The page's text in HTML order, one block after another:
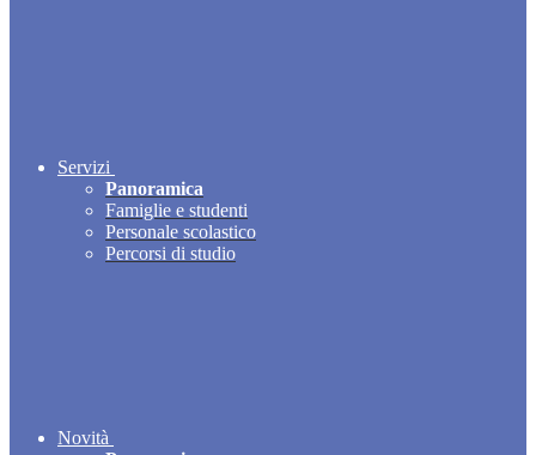
Servizi
Panoramica
Famiglie e studenti
Personale scolastico
Percorsi di studio
Novità